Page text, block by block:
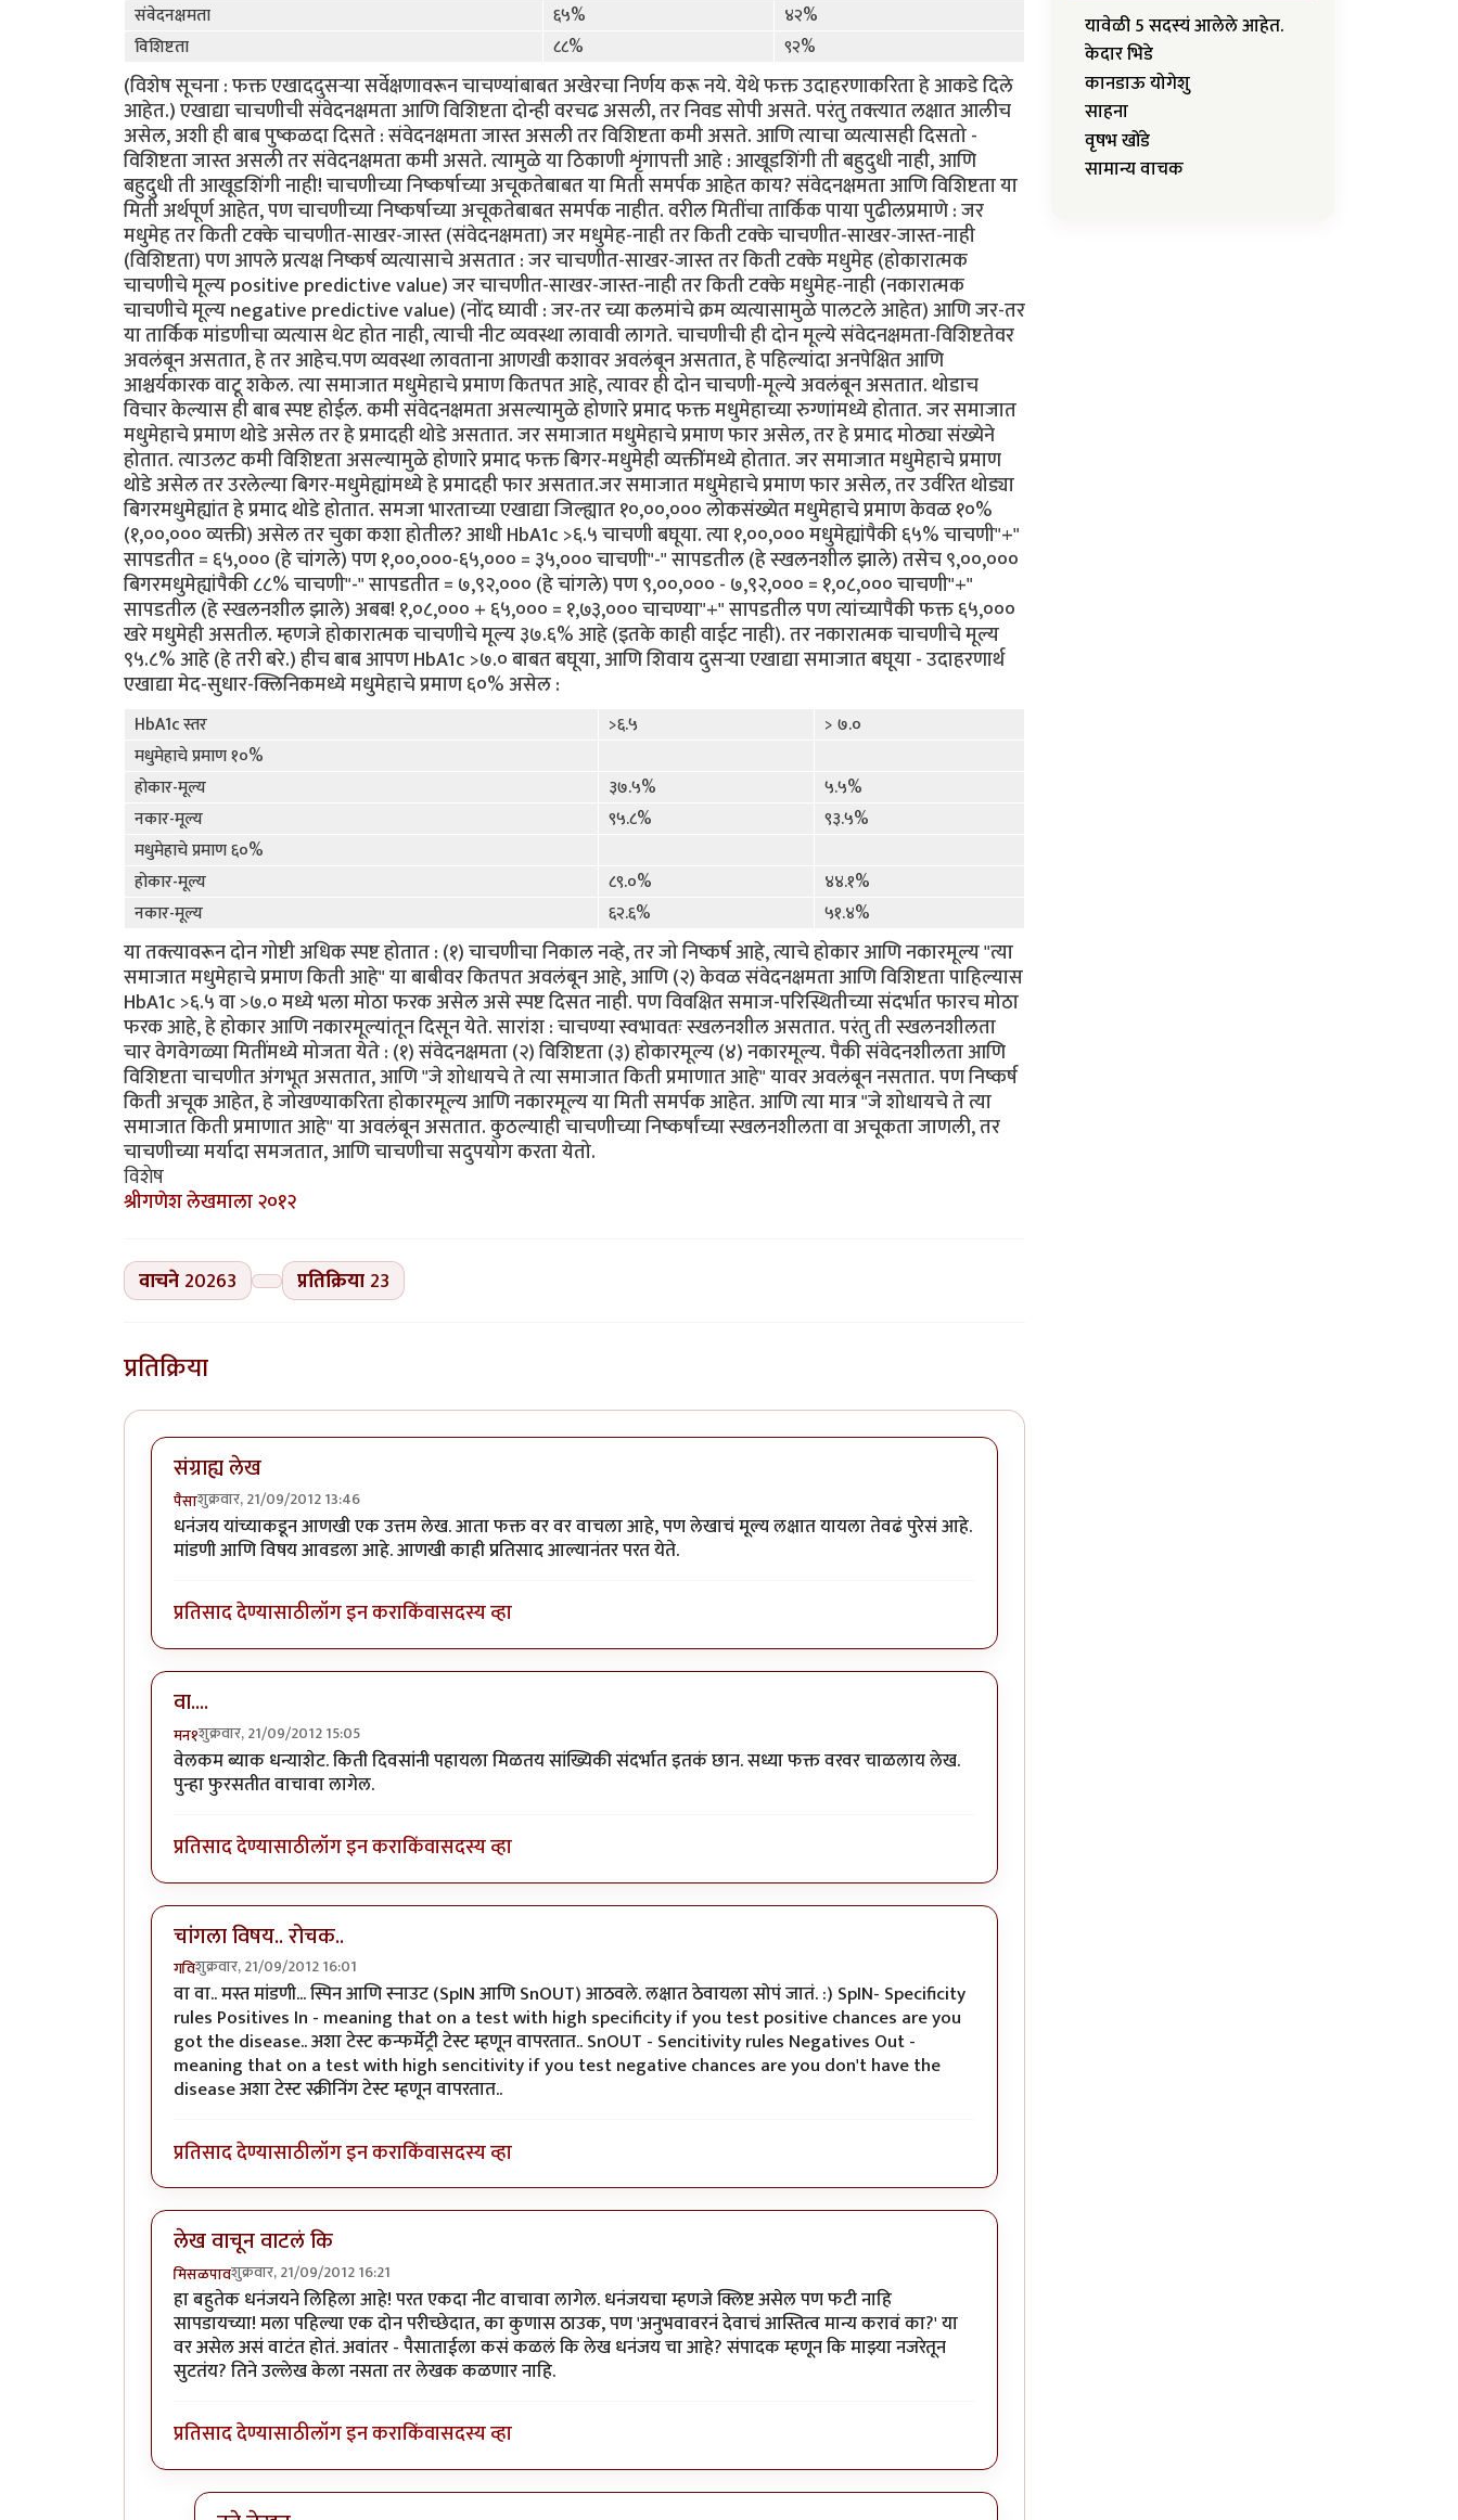
संवेदनक्षमता
६५%
४२%
विशिष्टता
८८% ९२%
(विशेष सूचना : फक्त एखाददुसर्‍या सर्वेक्षणावरून चाचण्यांबाबत अखेरचा निर्णय करू नये. येथे फक्त उदाहरणाकरिता हे आकडे दिले
आहेत.) एखाद्या चाचणीची संवेदनक्षमता आणि विशिष्टता दोन्ही वरचढ असली, तर निवड सोपी असते. परंतु तक्त्यात लक्षात आलीच
असेल, अशी ही बाब पुष्कळदा दिसते : संवेदनक्षमता जास्त असली तर विशिष्टता कमी असते. आणि त्याचा व्यत्यासही दिसतो -
विशिष्टता जास्त असली तर संवेदनक्षमता कमी असते. त्यामुळे या ठिकाणी शृंगापत्ती आहे : आखूडशिंगी ती बहुदुधी नाही, आणि
बहुदुधी ती आखूडशिंगी नाही! चाचणीच्या निष्कर्षाच्या अचूकतेबाबत या मिती समर्पक आहेत काय? संवेदनक्षमता आणि विशिष्टता या
मिती अर्थपूर्ण आहेत, पण चाचणीच्या निष्कर्षाच्या अचूकतेबाबत समर्पक नाहीत. वरील मितींचा तार्किक पाया पुढीलप्रमाणे : जर
मधुमेह तर किती टक्के चाचणीत-साखर-जास्त (संवेदनक्षमता) जर मधुमेह-नाही तर किती टक्के चाचणीत-साखर-जास्त-नाही
(विशिष्टता) पण आपले प्रत्यक्ष निष्कर्ष व्यत्यासाचे असतात : जर चाचणीत-साखर-जास्त तर किती टक्के मधुमेह (होकारात्मक
चाचणीचे मूल्य positive predictive value) जर चाचणीत-साखर-जास्त-नाही तर किती टक्के मधुमेह-नाही (नकारात्मक
चाचणीचे मूल्य negative predictive value) (नोंद घ्यावी : जर-तर च्या कलमांचे क्रम व्यत्यासामुळे पालटले आहेत) आणि जर-तर
या तार्किक मांडणीचा व्यत्यास थेट होत नाही, त्याची नीट व्यवस्था लावावी लागते. चाचणीची ही दोन मूल्ये संवेदनक्षमता-विशिष्टतेवर
अवलंबून असतात, हे तर आहेच.पण व्यवस्था लावताना आणखी कशावर अवलंबून असतात, हे पहिल्यांदा अनपेक्षित आणि
आश्चर्यकारक वाटू शकेल. त्या समाजात मधुमेहाचे प्रमाण कितपत आहे, त्यावर ही दोन चाचणी-मूल्ये अवलंबून असतात. थोडाच
विचार केल्यास ही बाब स्पष्ट होईल. कमी संवेदनक्षमता असल्यामुळे होणारे प्रमाद फक्त मधुमेहाच्या रुग्णांमध्ये होतात. जर समाजात
मधुमेहाचे प्रमाण थोडे असेल तर हे प्रमादही थोडे असतात. जर समाजात मधुमेहाचे प्रमाण फार असेल, तर हे प्रमाद मोठ्या संख्येने
होतात. त्याउलट कमी विशिष्टता असल्यामुळे होणारे प्रमाद फक्त बिगर-मधुमेही व्यक्तींमध्ये होतात. जर समाजात मधुमेहाचे प्रमाण
थोडे असेल तर उरलेल्या बिगर-मधुमेह्यांमध्ये हे प्रमादही फार असतात.जर समाजात मधुमेहाचे प्रमाण फार असेल, तर उर्वरित थोड्या
बिगरमधुमेह्यांत हे प्रमाद थोडे होतात. समजा भारताच्या एखाद्या जिल्ह्यात १०,००,००० लोकसंख्येत मधुमेहाचे प्रमाण केवळ १०%
(१,००,००० व्यक्ती) असेल तर चुका कशा होतील? आधी HbA1c >६.५ चाचणी बघूया. त्या १,००,००० मधुमेह्यांपैकी ६५% चाचणी"+"
सापडतीत = ६५,००० (हे चांगले) पण १,००,०००-६५,००० = ३५,००० चाचणी"-" सापडतील (हे स्खलनशील झाले) तसेच ९,००,०००
बिगरमधुमेह्यांपैकी ८८% चाचणी"-" सापडतीत = ७,९२,००० (हे चांगले) पण ९,००,००० - ७,९२,००० = १,०८,००० चाचणी"+"
सापडतील (हे स्खलनशील झाले) अबब! १,०८,००० + ६५,००० = १,७३,००० चाचण्या"+" सापडतील पण त्यांच्यापैकी फक्त ६५,०००
खरे मधुमेही असतील. म्हणजे होकारात्मक चाचणीचे मूल्य ३७.६% आहे (इतके काही वाईट नाही). तर नकारात्मक चाचणीचे मूल्य
९५.८% आहे (हे तरी बरे.) हीच बाब आपण HbA1c >७.० बाबत बघूया, आणि शिवाय दुसर्‍या एखाद्या समाजात बघूया - उदाहरणार्थ
एखाद्या मेद-सुधार-क्लिनिकमध्ये मधुमेहाचे प्रमाण ६०% असेल :
HbA1c स्तर >६.५
> ७.०
मधुमेहाचे प्रमाण १०%
होकार-मूल्य
३७.५%
५.५%
नकार-मूल्य
९५.८%
९३.५%
मधुमेहाचे प्रमाण ६०%
होकार-मूल्य
८९.०%
४४.१%
नकार-मूल्य
६२.६% ५१.४%
या तक्त्यावरून दोन गोष्टी अधिक स्पष्ट होतात : (१) चाचणीचा निकाल नव्हे, तर जो निष्कर्ष आहे, त्याचे होकार आणि नकारमूल्य "त्या
समाजात मधुमेहाचे प्रमाण किती आहे" या बाबीवर कितपत अवलंबून आहे, आणि (२) केवळ संवेदनक्षमता आणि विशिष्टता पाहिल्यास
HbA1c >६.५ वा >७.० मध्ये भला मोठा फरक असेल असे स्पष्ट दिसत नाही. पण विवक्षित समाज-परिस्थितीच्या संदर्भात फारच मोठा
फरक आहे, हे होकार आणि नकारमूल्यांतून दिसून येते. सारांश : चाचण्या स्वभावतः स्खलनशील असतात. परंतु ती स्खलनशीलता
चार वेगवेगळ्या मितींमध्ये मोजता येते : (१) संवेदनक्षमता (२) विशिष्टता (३) होकारमूल्य (४) नकारमूल्य. पैकी संवेदनशीलता आणि
विशिष्टता चाचणीत अंगभूत असतात, आणि "जे शोधायचे ते त्या समाजात किती प्रमाणात आहे" यावर अवलंबून नसतात. पण निष्कर्ष
किती अचूक आहेत, हे जोखण्याकरिता होकारमूल्य आणि नकारमूल्य या मिती समर्पक आहेत. आणि त्या मात्र "जे शोधायचे ते त्या
समाजात किती प्रमाणात आहे" या अवलंबून असतात. कुठल्याही चाचणीच्या निष्कर्षांच्या स्खलनशीलता वा अचूकता जाणली, तर
चाचणीच्या मर्यादा समजतात, आणि चाचणीचा सदुपयोग करता येतो.
विशेष
श्रीगणेश लेखमाला २०१२
वाचने 20263 प्रतिक्रिया 23
प्रतिक्रिया
संग्राह्य लेख
पैसाशुक्रवार, 21/09/2012 13:46
धनंजय यांच्याकडून आणखी एक उत्तम लेख. आता फक्त वर वर वाचला आहे, पण लेखाचं मूल्य लक्षात यायला तेवढं पुरेसं आहे.
मांडणी आणि विषय आवडला आहे. आणखी काही प्रतिसाद आल्यानंतर परत येते.
प्रतिसाद देण्यासाठीलॉग इन कराकिंवासदस्य व्हा
वा....
मन१शुक्रवार, 21/09/2012 15:05
वेलकम ब्याक धन्याशेट. किती दिवसांनी पहायला मिळतय सांख्यिकी संदर्भात इतकं छान. सध्या फक्त वरवर चाळलाय लेख.
पुन्हा फुरसतीत वाचावा लागेल.
प्रतिसाद देण्यासाठीलॉग इन कराकिंवासदस्य व्हा
चांगला विषय.. रोचक..
गविशुक्रवार, 21/09/2012 16:01
वा वा.. मस्त मांडणी... स्पिन आणि स्नाउट (SpIN आणि SnOUT) आठवले. लक्षात ठेवायला सोपं जातं. :) SpIN- Specificity
rules Positives In - meaning that on a test with high specificity if you test positive chances are you
got the disease.. अशा टेस्ट कन्फर्मेट्री टेस्ट म्हणून वापरतात.. SnOUT - Sencitivity rules Negatives Out -
meaning that on a test with high sencitivity if you test negative chances are you don't have the
disease अशा टेस्ट स्क्रीनिंग टेस्ट म्हणून वापरतात..
प्रतिसाद देण्यासाठीलॉग इन कराकिंवासदस्य व्हा
लेख वाचून वाटलं कि
मिसळपावशुक्रवार, 21/09/2012 16:21
हा बहुतेक धनंजयने लिहिला आहे! परत एकदा नीट वाचावा लागेल. धनंजयचा म्हणजे क्लिष्ट असेल पण फटी नाहि
सापडायच्या! मला पहिल्या एक दोन परीच्छेदात, का कुणास ठाउक, पण 'अनुभवावरनं देवाचं आस्तित्व मान्य करावं का?' या
वर असेल असं वाटंत होतं. अवांतर - पैसाताईला कसं कळलं कि लेख धनंजय चा आहे? संपादक म्हणून कि माझ्या नजरेतून
सुटतंय? तिने उल्लेख केला नसता तर लेखक कळणार नाहि.
प्रतिसाद देण्यासाठीलॉग इन कराकिंवासदस्य व्हा
यावेळी 5 सदस्यं आलेले आहेत.
केदार भिडे
कानडाऊ योगेशु
साहना
वृषभ खोंडे
सामान्य वाचक